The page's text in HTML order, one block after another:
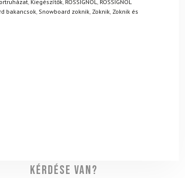
, Kiegészítők, ROSSIGNOL
ROSSIGNOL
bakancsok, Snowboard zoknik, Zoknik, Zoknik és
Kérdése van?